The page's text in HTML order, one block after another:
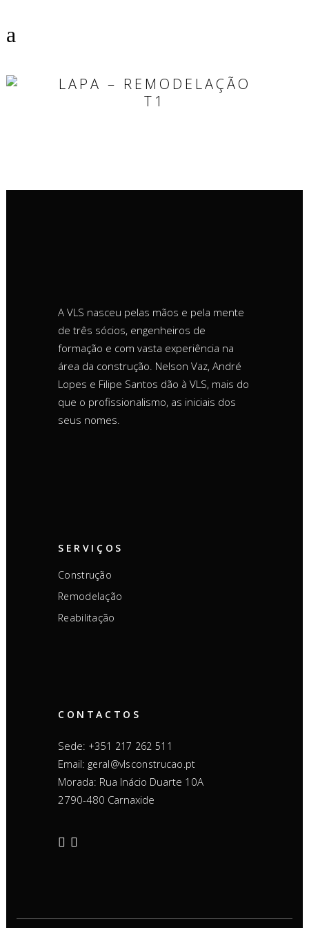
LAPA – REMODELAÇÃO
T1
A VLS nasceu pelas mãos e pela mente
de três sócios, engenheiros de
formação e com vasta experiência na
área da construção. Nelson Vaz, André
Lopes e Filipe Santos dão à VLS, mais do
que o profissionalismo, as iniciais dos
seus nomes.
SERVIÇOS
Construção
Remodelação
Reabilitação
CONTACTOS
Sede: +351 217 262 511
Email: geral@vlsconstrucao.pt
Morada: Rua Inácio Duarte 10A
2790-480 Carnaxide